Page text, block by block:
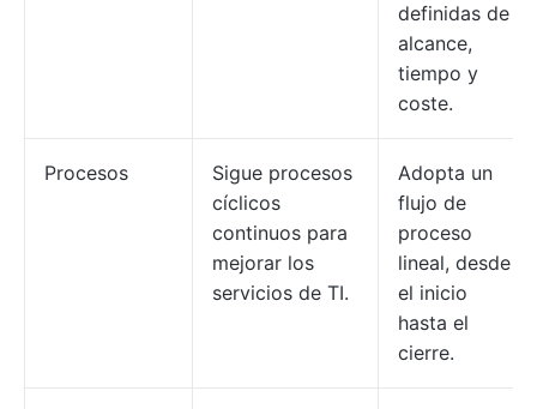
definidas de
alcance,
tiempo y
coste.
Procesos
Sigue procesos
cíclicos
continuos para
mejorar los
servicios de TI.
Adopta un
flujo de
proceso
lineal, desde
el inicio
hasta el
cierre.